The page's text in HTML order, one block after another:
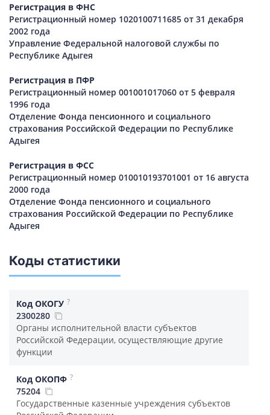
Регистрация в ФНС
Регистрационный номер 1020100711685 от 31 декабря
2002 года
Управление Федеральной налоговой службы по
Республике Адыгея
Регистрация в ПФР
Регистрационный номер 001001017060 от 5 февраля
1996 года
Отделение Фонда пенсионного и социального
страхования Российской Федерации по Республике
Адыгея
Регистрация в ФСС
Регистрационный номер 010010193701001 от 16 августа
2000 года
Отделение Фонда пенсионного и социального
страхования Российской Федерации по Республике
Адыгея
Коды статистики
Код ОКОГУ ?
2300280
Органы исполнительной власти субъектов
Российской Федерации, осуществляющие другие
функции
Код ОКОПФ ?
75204
Государственные казенные учреждения субъектов